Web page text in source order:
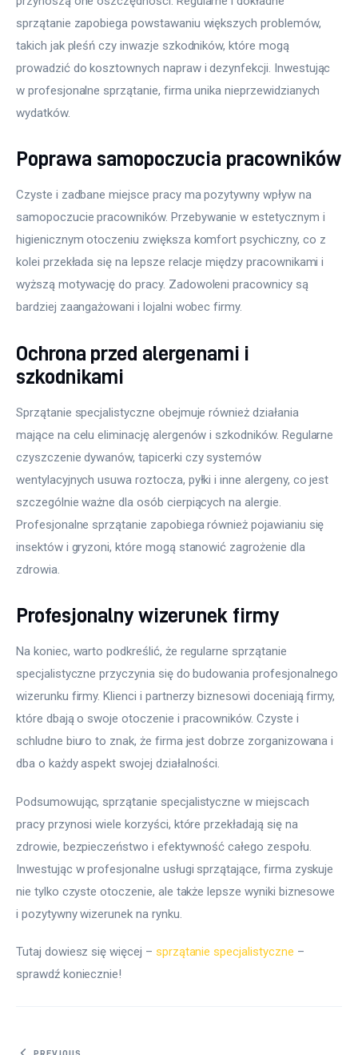
sprzątanie zapobiega powstawaniu większych problemów,
takich jak pleśń czy inwazje szkodników, które mogą
prowadzić do kosztownych napraw i dezynfekcji. Inwestując
w profesjonalne sprzątanie, firma unika nieprzewidzianych
wydatków.
Poprawa samopoczucia pracowników
Czyste i zadbane miejsce pracy ma pozytywny wpływ na
samopoczucie pracowników. Przebywanie w estetycznym i
higienicznym otoczeniu zwiększa komfort psychiczny, co z
kolei przekłada się na lepsze relacje między pracownikami i
wyższą motywację do pracy. Zadowoleni pracownicy są
bardziej zaangażowani i lojalni wobec firmy.
Ochrona przed alergenami i
szkodnikami
Sprzątanie specjalistyczne obejmuje również działania
mające na celu eliminację alergenów i szkodników. Regularne
czyszczenie dywanów, tapicerki czy systemów
wentylacyjnych usuwa roztocza, pyłki i inne alergeny, co jest
szczególnie ważne dla osób cierpiących na alergie.
Profesjonalne sprzątanie zapobiega również pojawianiu się
insektów i gryzoni, które mogą stanowić zagrożenie dla
zdrowia.
Profesjonalny wizerunek firmy
Na koniec, warto podkreślić, że regularne sprzątanie
specjalistyczne przyczynia się do budowania profesjonalnego
wizerunku firmy. Klienci i partnerzy biznesowi doceniają firmy,
które dbają o swoje otoczenie i pracowników. Czyste i
schludne biuro to znak, że firma jest dobrze zorganizowana i
dba o każdy aspekt swojej działalności.
Podsumowując, sprzątanie specjalistyczne w miejscach
pracy przynosi wiele korzyści, które przekładają się na
zdrowie, bezpieczeństwo i efektywność całego zespołu.
Inwestując w profesjonalne usługi sprzątające, firma zyskuje
nie tylko czyste otoczenie, ale także lepsze wyniki biznesowe
i pozytywny wizerunek na rynku.
Tutaj dowiesz się więcej – sprzątanie specjalistyczne –
sprawdź koniecznie!